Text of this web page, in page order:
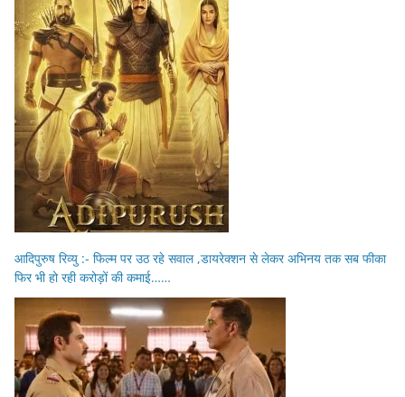
आदिपुरुष रिव्यु :- फिल्म पर उठ रहे सवाल ,डायरेक्शन से लेकर अभिनय तक सब फीका
फिर भी हो रही करोड़ों की कमाई……